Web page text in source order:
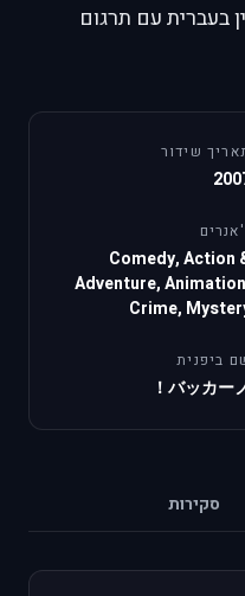
בעברית עם תרגום
שידור
Comedy, Action
Adventure,
Crime,
ביפנית
バッカーノ
סקירות